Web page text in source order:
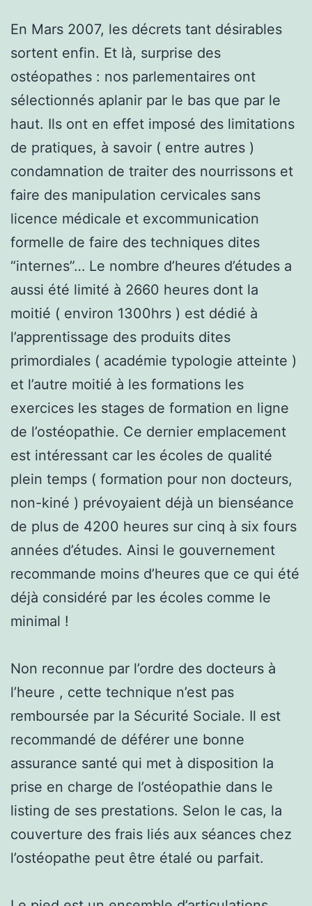
En Mars 2007, les décrets tant désirables
sortent enfin. Et là, surprise des
ostéopathes : nos parlementaires ont
sélectionnés aplanir par le bas que par le
haut. Ils ont en effet imposé des limitations
de pratiques, à savoir ( entre autres )
condamnation de traiter des nourrissons et
faire des manipulation cervicales sans
licence médicale et excommunication
formelle de faire des techniques dites
“internes”… Le nombre d’heures d’études a
aussi été limité à 2660 heures dont la
moitié ( environ 1300hrs ) est dédié à
l’apprentissage des produits dites
primordiales ( académie typologie atteinte )
et l’autre moitié à les formations les
exercices les stages de formation en ligne
de l’ostéopathie. Ce dernier emplacement
est intéressant car les écoles de qualité
plein temps ( formation pour non docteurs,
non-kiné ) prévoyaient déjà un bienséance
de plus de 4200 heures sur cinq à six fours
années d’études. Ainsi le gouvernement
recommande moins d’heures que ce qui été
déjà considéré par les écoles comme le
minimal !
Non reconnue par l’ordre des docteurs à
l’heure , cette technique n’est pas
remboursée par la Sécurité Sociale. Il est
recommandé de déférer une bonne
assurance santé qui met à disposition la
prise en charge de l’ostéopathie dans le
listing de ses prestations. Selon le cas, la
couverture des frais liés aux séances chez
l’ostéopathe peut être étalé ou parfait.